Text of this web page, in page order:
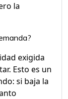
la
exigida
Esto es un
si baja la